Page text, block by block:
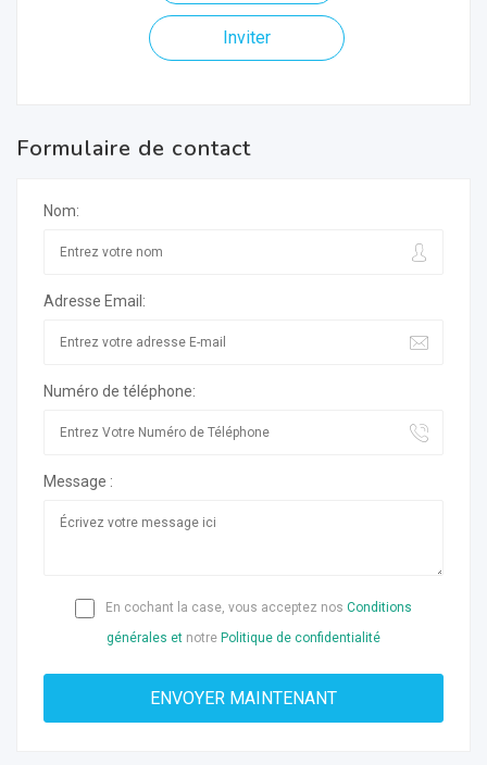
Inviter
Formulaire de contact
Nom:
Adresse Email:
Numéro de téléphone:
Message :
En cochant la case, vous acceptez nos Conditions
générales et notre Politique de confidentialité